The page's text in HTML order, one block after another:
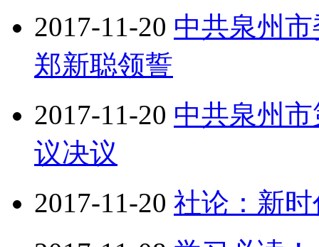
2017-11-20 中共泉州
郑新聪领誓
2017-11-20 中共泉州
议决议
2017-11-20 社论：新